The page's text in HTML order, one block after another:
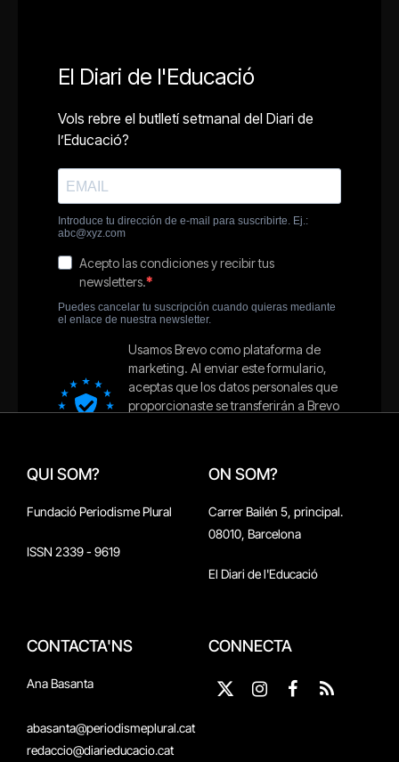
QUI SOM?
Fundació Periodisme Plural
ISSN 2339 - 9619
ON SOM?
Carrer Bailén 5, principal.
08010, Barcelona
El Diari de l'Educació
CONTACTA'NS
Ana Basanta
abasanta@periodismeplural.cat
redaccio@diarieducacio.cat
CONNECTA
X
Instagram
Facebook
RSS